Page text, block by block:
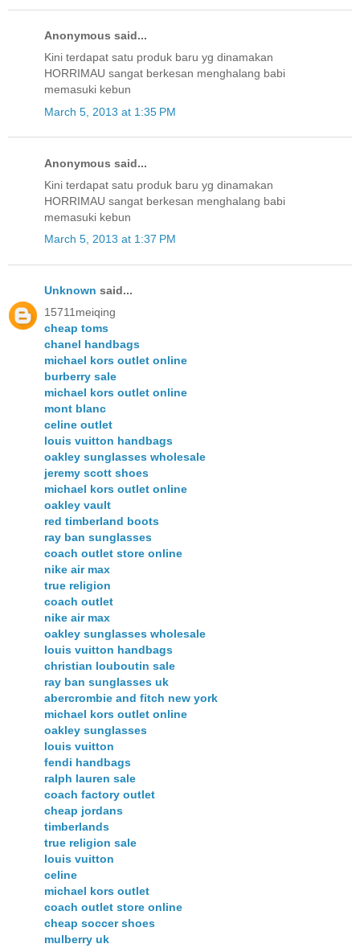
Anonymous said...
Kini terdapat satu produk baru yg dinamakan
HORRIMAU sangat berkesan menghalang babi
memasuki kebun
March 5, 2013 at 1:35 PM
Anonymous said...
Kini terdapat satu produk baru yg dinamakan
HORRIMAU sangat berkesan menghalang babi
memasuki kebun
March 5, 2013 at 1:37 PM
Unknown said...
15711meiqing
cheap toms
chanel handbags
michael kors outlet online
burberry sale
michael kors outlet online
mont blanc
celine outlet
louis vuitton handbags
oakley sunglasses wholesale
jeremy scott shoes
michael kors outlet online
oakley vault
red timberland boots
ray ban sunglasses
coach outlet store online
nike air max
true religion
coach outlet
nike air max
oakley sunglasses wholesale
louis vuitton handbags
christian louboutin sale
ray ban sunglasses uk
abercrombie and fitch new york
michael kors outlet online
oakley sunglasses
louis vuitton
fendi handbags
ralph lauren sale
coach factory outlet
cheap jordans
timberlands
true religion sale
louis vuitton
celine
michael kors outlet
coach outlet store online
cheap soccer shoes
mulberry uk